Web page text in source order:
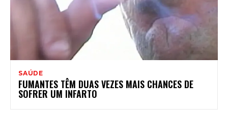
SAÚDE
FUMANTES TÊM DUAS VEZES MAIS CHANCES DE
SOFRER UM INFARTO